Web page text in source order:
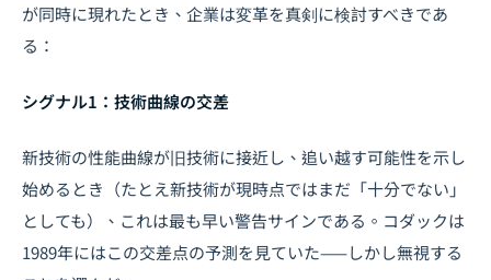
が同時に現れたとき、企業は変革を真剣に検討すべきであ
る：
シグナル1：技術曲線の交差
新技術の性能曲線が旧技術に接近し、追い越す可能性を示し
始めるとき（たとえ新技術が現時点ではまだ「十分でない」
としても）、これは最も早い警告サインである。コダックは
1989年にはこの交差点の予測を見ていた——しかし無視する